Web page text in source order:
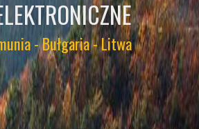
- Bułgaria - Litwa